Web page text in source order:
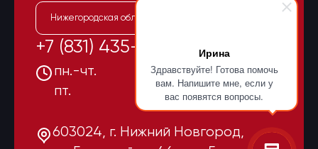
Ирина
Здравствуйте! Готова помочь
вам. Напишите мне, если у
вас появятся вопросы.
Нижегородская область
+7 (831) 435-15-55
пн.-чт.
пт.
08:00-17:00
08:00-16:00
603024, г. Нижний Новгород,